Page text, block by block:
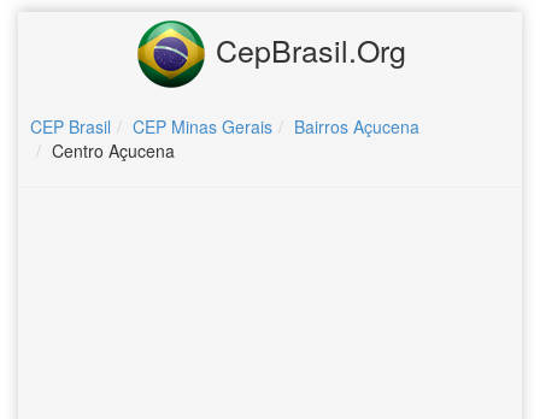
CepBrasil.Org
CEP Brasil CEP Minas Gerais
Bairros Açucena
Centro Açucena